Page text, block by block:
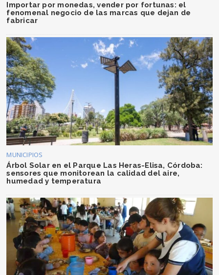
Importar por monedas, vender por fortunas: el
fenomenal negocio de las marcas que dejan de
fabricar
MUNICIPIOS
Árbol Solar en el Parque Las Heras-Elisa, Córdoba:
sensores que monitorean la calidad del aire,
humedad y temperatura